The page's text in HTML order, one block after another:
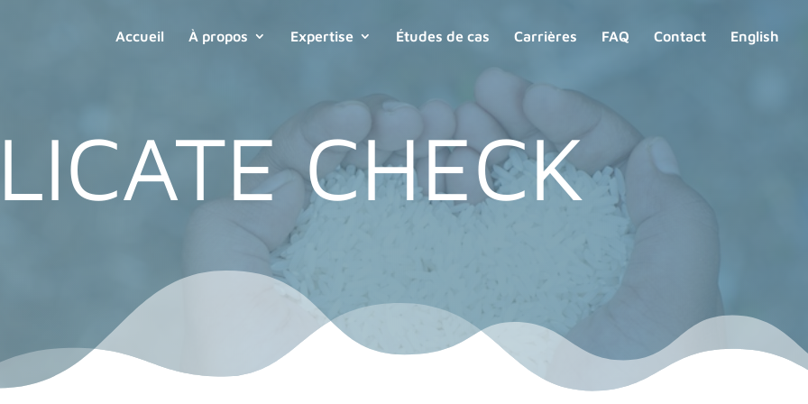
Accueil À propos Expertise Études de cas Carrières FAQ Contact English
CHECK